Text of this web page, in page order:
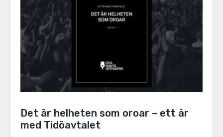
Det är helheten som oroar – ett år
med Tidöavtalet